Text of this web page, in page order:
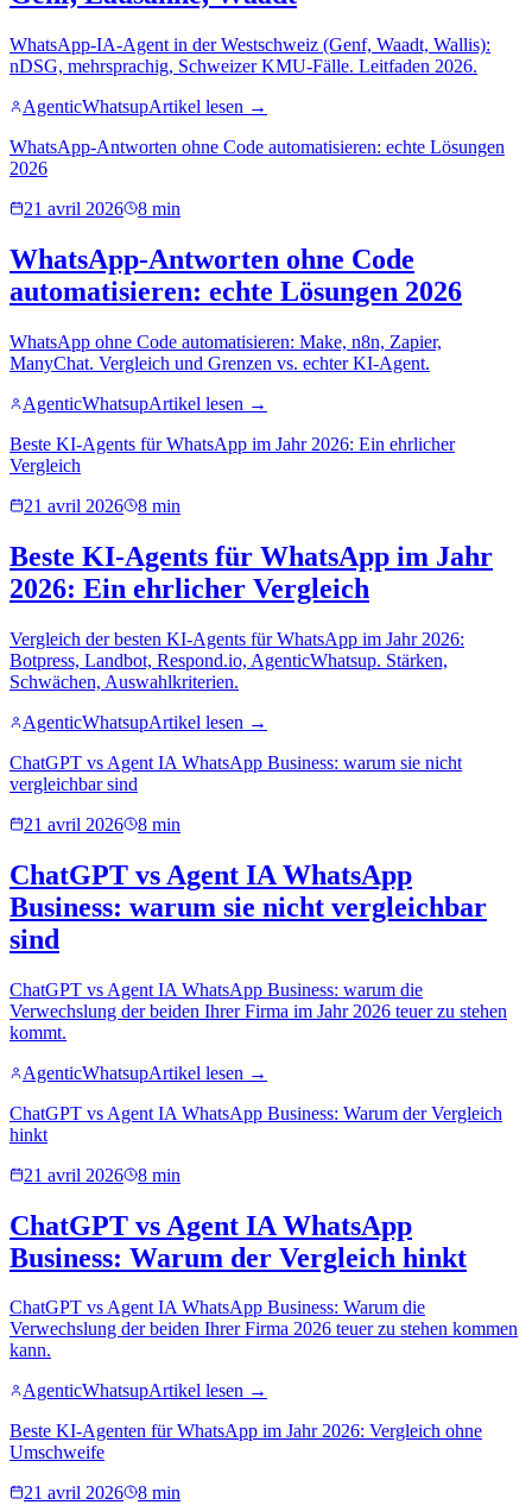
WhatsApp-IA-Agent in der Westschweiz (Genf, Waadt, Wallis):
nDSG, mehrsprachig, Schweizer KMU-Fälle. Leitfaden 2026.
AgenticWhatsupArtikel lesen →
WhatsApp-Antworten ohne Code automatisieren: echte Lösungen
2026
21 avril 2026
8 min
WhatsApp-Antworten ohne Code
automatisieren: echte Lösungen 2026
WhatsApp ohne Code automatisieren: Make, n8n, Zapier,
ManyChat. Vergleich und Grenzen vs. echter KI-Agent.
AgenticWhatsupArtikel lesen →
Beste KI-Agents für WhatsApp im Jahr 2026: Ein ehrlicher
Vergleich
21 avril 2026
8 min
Beste KI-Agents für WhatsApp im Jahr
2026: Ein ehrlicher Vergleich
Vergleich der besten KI-Agents für WhatsApp im Jahr 2026:
Botpress, Landbot, Respond.io, AgenticWhatsup. Stärken,
Schwächen, Auswahlkriterien.
AgenticWhatsupArtikel lesen →
ChatGPT vs Agent IA WhatsApp Business: warum sie nicht
vergleichbar sind
21 avril 2026
8 min
ChatGPT vs Agent IA WhatsApp
Business: warum sie nicht vergleichbar
sind
ChatGPT vs Agent IA WhatsApp Business: warum die
Verwechslung der beiden Ihrer Firma im Jahr 2026 teuer zu stehen
kommt.
AgenticWhatsupArtikel lesen →
ChatGPT vs Agent IA WhatsApp Business: Warum der Vergleich
hinkt
21 avril 2026
8 min
ChatGPT vs Agent IA WhatsApp
Business: Warum der Vergleich hinkt
ChatGPT vs Agent IA WhatsApp Business: Warum die
Verwechslung der beiden Ihrer Firma 2026 teuer zu stehen kommen
kann.
AgenticWhatsupArtikel lesen →
Beste KI-Agenten für WhatsApp im Jahr 2026: Vergleich ohne
Umschweife
21 avril 2026
8 min